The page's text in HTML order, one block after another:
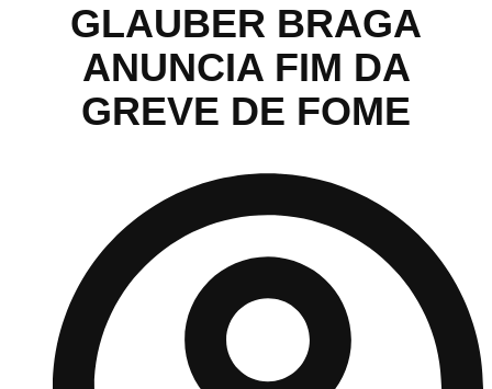
GLAUBER BRAGA
ANUNCIA FIM DA
GREVE DE FOME